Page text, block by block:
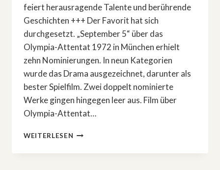
feiert herausragende Talente und berührende
Geschichten +++ Der Favorit hat sich
durchgesetzt. „September 5“ über das
Olympia-Attentat 1972 in München erhielt
zehn Nominierungen. In neun Kategorien
wurde das Drama ausgezeichnet, darunter als
bester Spielfilm. Zwei doppelt nominierte
Werke gingen hingegen leer aus. Film über
Olympia-Attentat…
WEITERLESEN FILM
OLYMPIA-